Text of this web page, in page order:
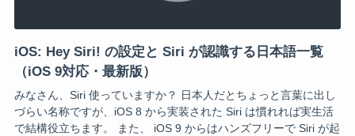
iOS: Hey Siri! の設定と Siri が認識する日本語一覧
（iOS 9対応・最新版）
みなさん、Siri 使っていますか？ 日本人だとちょっと言葉に出し
づらい名称ですが、iOS 8 から実装された Siri は慣れれば実生活
で結構役立ちます。 また、 iOS 9 からはハンズフリーで Siri が起